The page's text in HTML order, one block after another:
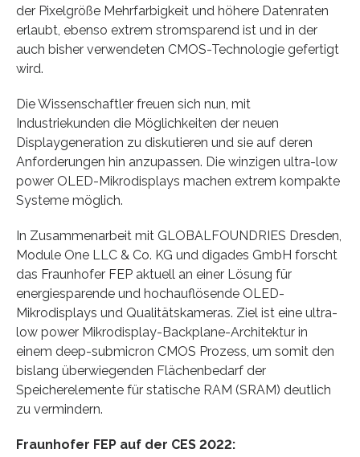
der Pixelgröße Mehrfarbigkeit und höhere Datenraten
erlaubt, ebenso extrem stromsparend ist und in der
auch bisher verwendeten CMOS-Technologie gefertigt
wird.
Die Wissenschaftler freuen sich nun, mit
Industriekunden die Möglichkeiten der neuen
Displaygeneration zu diskutieren und sie auf deren
Anforderungen hin anzupassen. Die winzigen ultra-low
power OLED-Mikrodisplays machen extrem kompakte
Systeme möglich.
In Zusammenarbeit mit GLOBALFOUNDRIES Dresden,
Module One LLC & Co. KG und digades GmbH forscht
das Fraunhofer FEP aktuell an einer Lösung für
energiesparende und hochauflösende OLED-
Mikrodisplays und Qualitätskameras. Ziel ist eine ultra-
low power Mikrodisplay-Backplane-Architektur in
einem deep-submicron CMOS Prozess, um somit den
bislang überwiegenden Flächenbedarf der
Speicherelemente für statische RAM (SRAM) deutlich
zu vermindern.
Fraunhofer FEP auf der CES 2022: